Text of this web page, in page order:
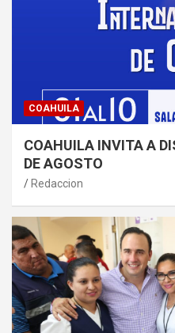
COAHUILA
COAHUILA INVITA A
DE AGOSTO
Redaccion